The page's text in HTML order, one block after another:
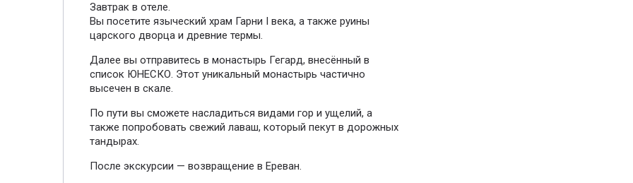
Завтрак в отеле.
Вы посетите языческий храм Гарни I века, а также руины
царского дворца и древние термы.
Далее вы отправитесь в монастырь Гегард, внесённый в
список ЮНЕСКО. Этот уникальный монастырь частично
высечен в скале.
По пути вы сможете насладиться видами гор и ущелий, а
также попробовать свежий лаваш, который пекут в дорожных
тандырах.
После экскурсии — возвращение в Ереван.